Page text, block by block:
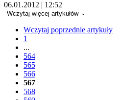
06.01.2012 | 12:52
Wczytaj więcej artykułów
Wczytaj poprzednie artykuły
1
...
564
565
566
567
568